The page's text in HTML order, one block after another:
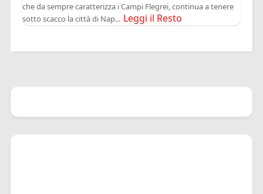
che da sempre caratterizza i Campi Flegrei, continua a tenere
sotto scacco la città di Nap... Leggi il Resto